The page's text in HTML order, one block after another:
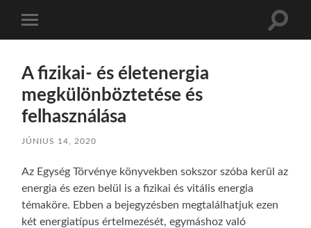
mobile
Toggle
A fizikai- és életenergia
megkülönböztetése és
felhasználása
JÚNIUS 14, 2020
Az Egység Törvénye könyvekben sokszor szóba kerül az
energia és ezen belül is a fizikai és vitális energia
témaköre. Ebben a bejegyzésben megtalálhatjuk ezen
két energiatípus értelmezését, egymáshoz való